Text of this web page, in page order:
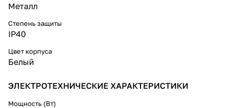
Металл
Степень защиты
IP40
Цвет корпуса
Белый
ЭЛЕКТРОТЕХНИЧЕСКИЕ ХАРАКТЕРИСТИКИ
Мощность (Вт)